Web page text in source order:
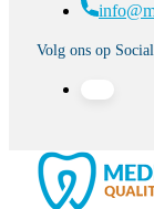
Volg ons op